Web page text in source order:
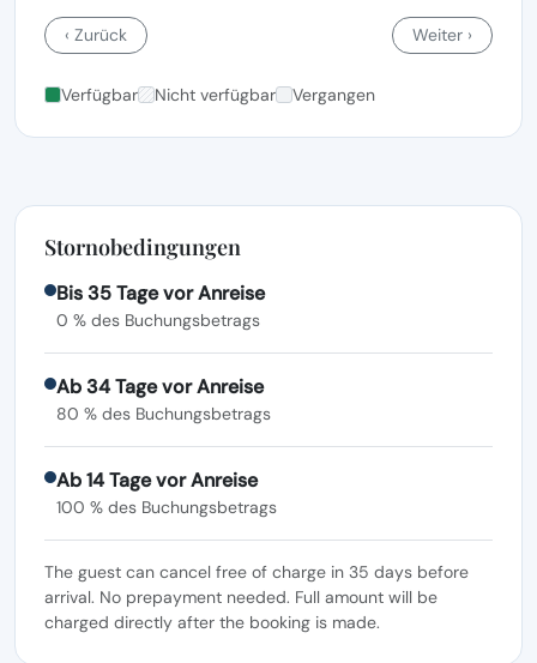
‹ Zurück Weiter ›
Verfügbar Nicht verfügbar Vergangen
Stornobedingungen
Bis 35 Tage vor Anreise
0 % des Buchungsbetrags
Ab 34 Tage vor Anreise
80 % des Buchungsbetrags
Ab 14 Tage vor Anreise
100 % des Buchungsbetrags
The guest can cancel free of charge in 35 days before
arrival. No prepayment needed. Full amount will be
charged directly after the booking is made.